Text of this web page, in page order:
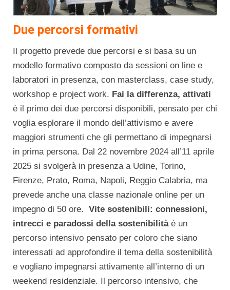
Due percorsi formativi
Il progetto prevede due percorsi e si basa su un
modello formativo composto da sessioni on line e
laboratori in presenza, con masterclass, case study,
workshop e project work. Fai la differenza, attivati
è il primo dei due percorsi disponibili, pensato per chi
voglia esplorare il mondo dell’attivismo e avere
maggiori strumenti che gli permettano di impegnarsi
in prima persona. Dal 22 novembre 2024 all’11 aprile
2025 si svolgerà in presenza a Udine, Torino,
Firenze, Prato, Roma, Napoli, Reggio Calabria, ma
prevede anche una classe nazionale online per un
impegno di 50 ore. Vite sostenibili: connessioni,
intrecci e paradossi della sostenibilitàè un
percorso intensivo pensato per coloro che siano
interessati ad approfondire il tema della sostenibilità
e vogliano impegnarsi attivamente all’interno di un
weekend residenziale. Il percorso intensivo, che